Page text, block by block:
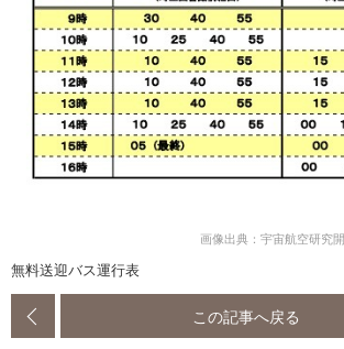
画像出典：宇宙航空研究
無料送迎バス運行表
この記事へ戻る